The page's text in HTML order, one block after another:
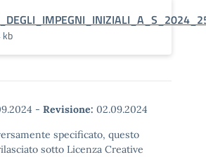
kb
- Revisione: 02.09.2024
specificato, questo
sotto Licenza Creative